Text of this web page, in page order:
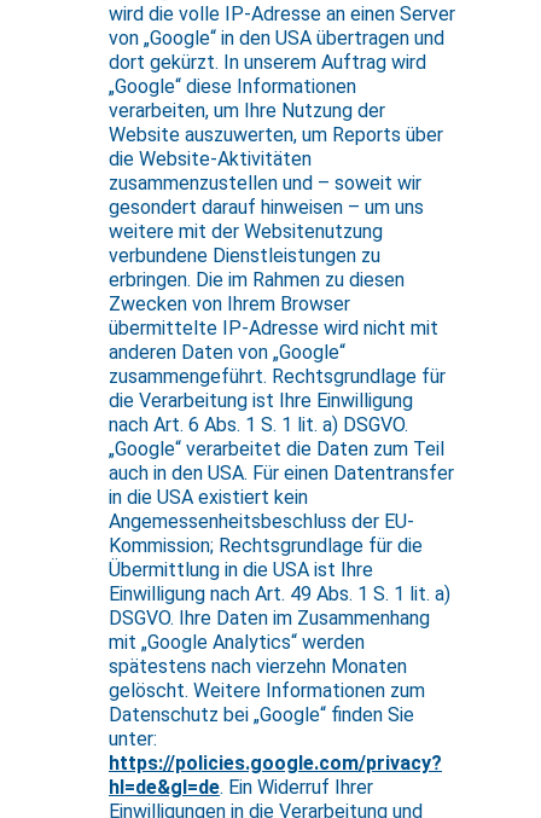
wird die volle IP-Adresse an einen Server
von „Google“ in den USA übertragen und
dort gekürzt. In unserem Auftrag wird
„Google“ diese Informationen
verarbeiten, um Ihre Nutzung der
Website auszuwerten, um Reports über
die Website-Aktivitäten
zusammenzustellen und – soweit wir
gesondert darauf hinweisen – um uns
weitere mit der Websitenutzung
verbundene Dienstleistungen zu
erbringen. Die im Rahmen zu diesen
Zwecken von Ihrem Browser
übermittelte IP-Adresse wird nicht mit
anderen Daten von „Google“
zusammengeführt. Rechtsgrundlage für
die Verarbeitung ist Ihre Einwilligung
nach Art. 6 Abs. 1 S. 1 lit. a) DSGVO.
„Google“ verarbeitet die Daten zum Teil
auch in den USA. Für einen Datentransfer
in die USA existiert kein
Angemessenheitsbeschluss der EU-
Kommission; Rechtsgrundlage für die
Übermittlung in die USA ist Ihre
Einwilligung nach Art. 49 Abs. 1 S. 1 lit. a)
DSGVO. Ihre Daten im Zusammenhang
mit „Google Analytics“ werden
spätestens nach vierzehn Monaten
gelöscht. Weitere Informationen zum
Datenschutz bei „Google“ finden Sie
unter:
https://policies.google.com/privacy?
hl=de&gl=de. Ein Widerruf Ihrer
Einwilligungen in die Verarbeitung und